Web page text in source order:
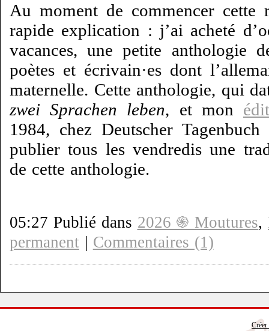
Au moment de commencer cette
rapide explication : j’ai acheté
vacances, une petite anthologie
poètes et écrivain·es dont
maternelle. Cette anthologie, qui
zwei Sprachen leben, et mon
1984, chez Deutscher
publier tous les vendredis une
de cette anthologie.
05:27 Publié dans 2026 ֍ Moutures,
permanent | Commentaires (1)